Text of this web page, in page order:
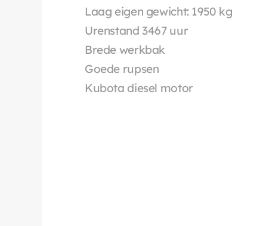
Laag eigen gewicht: 1950 kg
Urenstand 3467 uur
Brede werkbak
Goede rupsen
Kubota diesel motor